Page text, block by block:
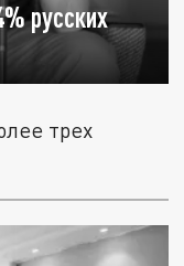
русских
трех